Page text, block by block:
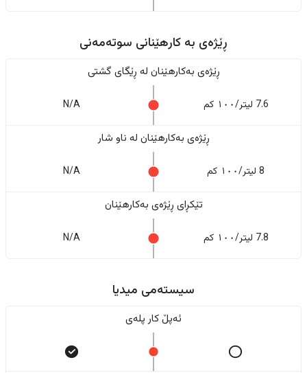
ڕێژەى به کارهێنانی سوتەمەنی
ڕێژەى بەکارهێنان له ڕێگای گشتی
7.6 لیتر/١٠٠ کم N/A
ڕێژەى بەکارهێنان له ناو شار
8 لیتر/١٠٠ کم N/A
تێکڕای ڕێژەى بەکارهێنان
7.8 لیتر/١٠٠ کم N/A
سیستەمی میدیا
ئەپڵ کار پلەی